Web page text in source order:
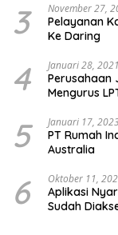
3 November 27,
Pelayanan
Ke Daring
4 Januari 28, 2021
Perusahaan
Mengurus
5 Januari 17,
PT Rumah
Australia
6 Oktober 11,
Aplikasi
Sudah